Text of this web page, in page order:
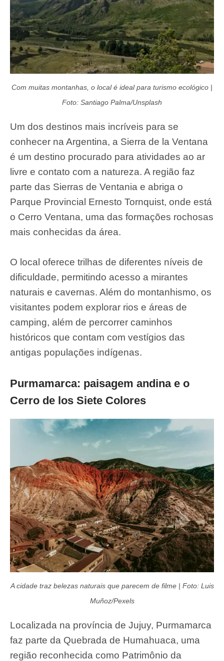
Com muitas montanhas, o local é ideal para turismo ecológico |
Foto: Santiago Palma/Unsplash
Um dos destinos mais incríveis para se
conhecer na Argentina, a Sierra de la Ventana
é um destino procurado para atividades ao ar
livre e contato com a natureza. A região faz
parte das Sierras de Ventania e abriga o
Parque Provincial Ernesto Tornquist, onde está
o Cerro Ventana, uma das formações rochosas
mais conhecidas da área.
O local oferece trilhas de diferentes níveis de
dificuldade, permitindo acesso a mirantes
naturais e cavernas. Além do montanhismo, os
visitantes podem explorar rios e áreas de
camping, além de percorrer caminhos
históricos que contam com vestígios das
antigas populações indígenas.
Purmamarca: paisagem andina e o
Cerro de los Siete Colores
A cidade traz belezas naturais que parecem de filme | Foto: Luis
Muñoz/Pexels
Localizada na província de Jujuy, Purmamarca
faz parte da Quebrada de Humahuaca, uma
região reconhecida como Patrimônio da